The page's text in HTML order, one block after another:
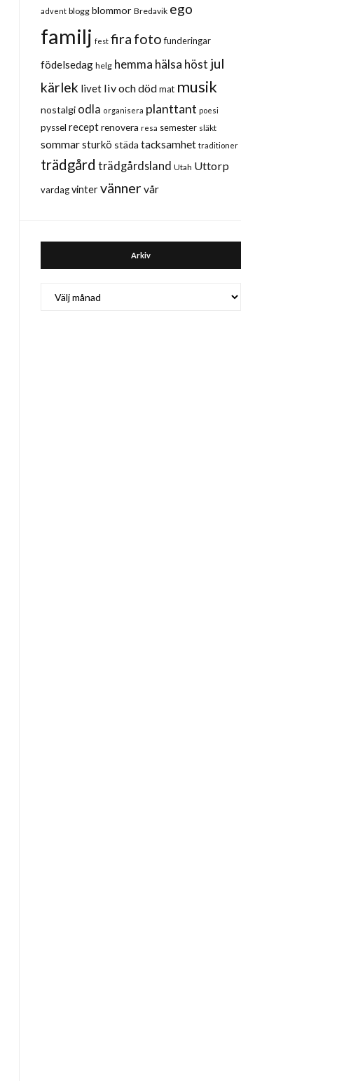
advent blogg blommor Bredavik ego
familj fest fira foto funderingar
födelsedag helg hemma hälsa höst jul
kärlek livet liv och död mat musik
nostalgi odla organisera planttant poesi
pyssel receptrenovera resa semester släkt
sommarsturkö städa tacksamhet traditioner
trädgård trädgårdsland Utah Uttorp
vardag vintervänner vår
Arkiv